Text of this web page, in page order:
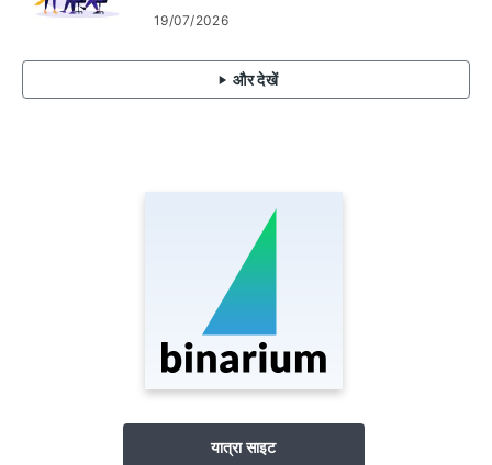
19/07/2026
और देखें
यात्रा साइट